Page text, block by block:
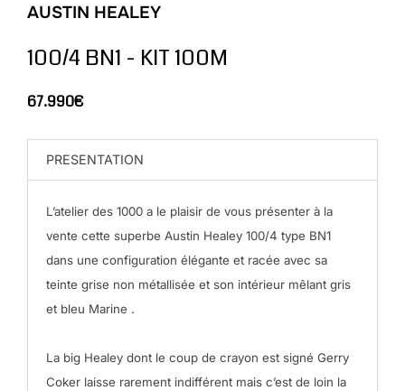
AUSTIN HEALEY
100/4 BN1 - KIT 100M
67.990€
PRESENTATION
L’atelier des 1000 a le plaisir de vous présenter à la
vente cette superbe Austin Healey 100/4 type BN1
dans une configuration élégante et racée avec sa
teinte grise non métallisée et son intérieur mêlant gris
et bleu Marine .
La big Healey dont le coup de crayon est signé Gerry
Coker laisse rarement indifférent mais c’est de loin la